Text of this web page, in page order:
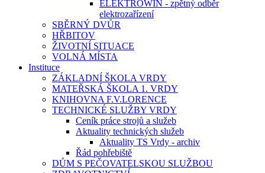
ELEKTROWIN - zpětný odběr
elektrozařízení
SBĚRNÝ DVŮR
HŘBITOV
ŽIVOTNÍ SITUACE
VOLNÁ MÍSTA
Instituce
ZÁKLADNÍ ŠKOLA VRDY
MATEŘSKÁ ŠKOLA 1. VRDY
KNIHOVNA F.V.LORENCE
TECHNICKÉ SLUŽBY VRDY
Ceník práce strojů a služeb
Aktuality technických služeb
Aktuality TS Vrdy - archiv
Řád pohřebiště
DŮM S PEČOVATELSKOU SLUŽBOU